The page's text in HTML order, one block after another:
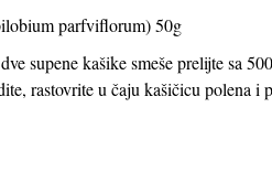
parfviflorum) 50g
supene kašike smeše prelijte sa
rastovrite u čaju kašičicu polena